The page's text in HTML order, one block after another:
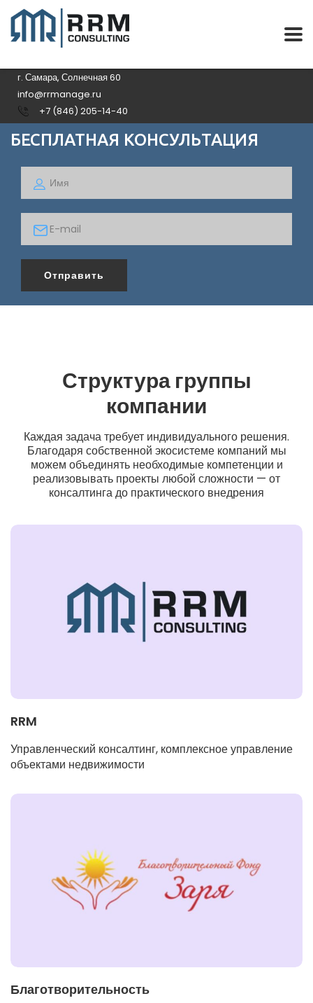
г. Самара, Солнечная 60
info@rrmanage.ru
+7 (846) 205-14-40
БЕСПЛАТНАЯ КОНСУЛЬТАЦИЯ
Отправить
Структура группы
компании
Каждая задача требует индивидуального решения.
Благодаря собственной экосистеме компаний мы
можем объединять необходимые компетенции и
реализовывать проекты любой сложности — от
консалтинга до практического внедрения
RRM
Управленческий консалтинг, комплексное управление
объектами недвижимости
Благотворительность